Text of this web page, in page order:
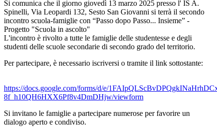
Si comunica che il giorno giovedì 13 marzo 2025 presso l' IS A.
Spinelli, Via Leopardi 132, Sesto San Giovanni si terrà il secondo
incontro scuola-famiglie con “Passo dopo Passo... Insieme” -
Progetto "Scuola in ascolto"
L'incontro è rivolto a tutte le famiglie delle studentesse e degli
studenti delle scuole secondarie di secondo grado del territorio.
Per partecipare, è necessario iscriversi o tramite il link sottostante:
https://docs.google.com/forms/d/e/
8f_h10QH6HXX6Pf8v4DmDHjw/viewform
Si invitano le famiglie a partecipare numerose per favorire un
dialogo aperto e condiviso.